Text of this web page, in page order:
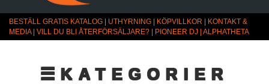
BESTÄLL GRATIS KATALOG UTHYRNING KÖPVILLKOR
KONTAKT &
MEDIA| VILL DU BLI ÅTERFÖRSÄLJARE? PIONEER DJ | ALPHATHETA
☰KATEGORIER